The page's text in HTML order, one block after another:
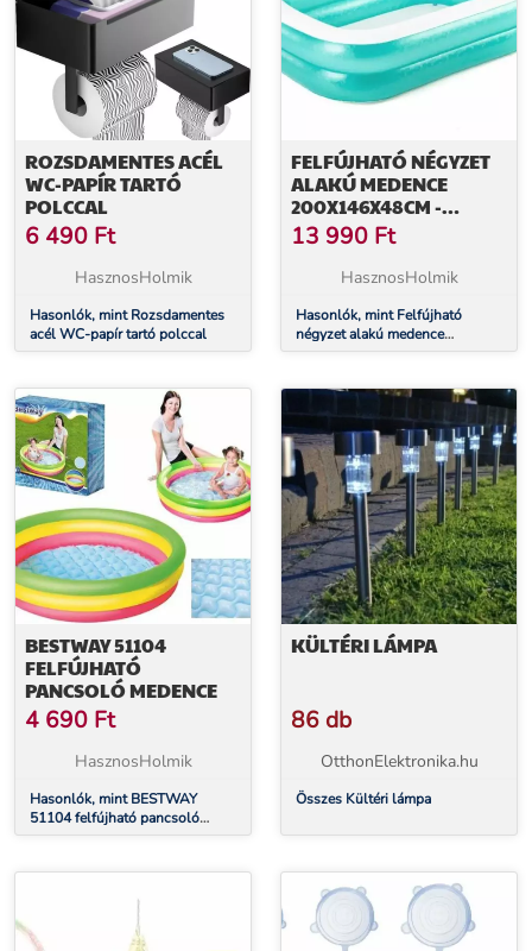
ROZSDAMENTES ACÉL
WC-PAPÍR TARTÓ
POLCCAL
6 490 Ft
HasznosHolmik
Hasonlók, mint Rozsdamentes
acél WC-papír tartó polccal
FELFÚJHATÓ NÉGYZET
ALAKÚ MEDENCE
200X146X48CM -
BESTWAY 54005
13 990 Ft
HasznosHolmik
Hasonlók, mint Felfújható
négyzet alakú medence
200x146x48cm - BESTWAY
BESTWAY 51104
FELFÚJHATÓ
PANCSOLÓ MEDENCE
4 690 Ft
HasznosHolmik
Hasonlók, mint BESTWAY
51104 felfújható pancsoló
medence
KÜLTÉRI LÁMPA
86 db
OtthonElektronika.hu
Összes Kültéri lámpa